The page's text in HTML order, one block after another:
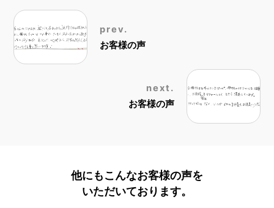
prev.
お客様の声
next.
お客様の声
他にもこんなお客様の声を
いただいております。